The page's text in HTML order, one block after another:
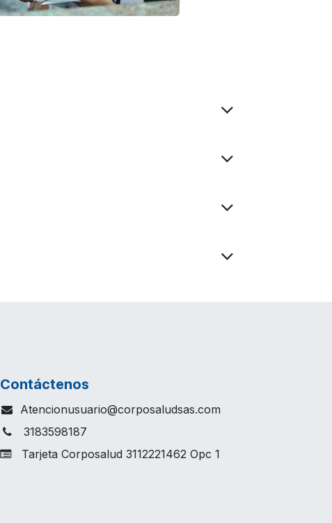
Contáctenos
Atencionusuario@corposaludsas.com
3183598187
Tarjeta Corposalud 3112221462 Opc 1